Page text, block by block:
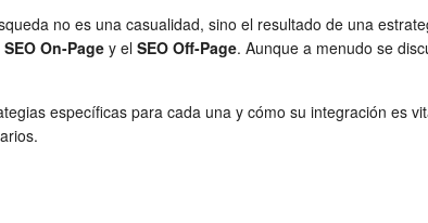
no es una casualidad, sino el resultado de una
SEO On-Page y el SEO Off-Page. Aunque a menudo se
específicas para cada una y cómo su integración es